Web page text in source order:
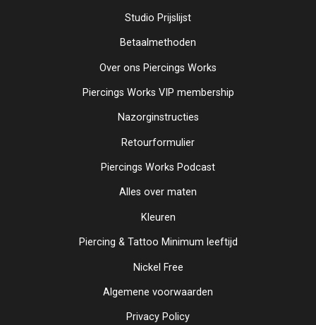
Studio Prijslijst
Betaalmethoden
Over ons Piercings Works
Piercings Works VIP membership
Nazorginstructies
Retourformulier
Piercings Works Podcast
Alles over maten
Kleuren
Piercing & Tattoo Minimum leeftijd
Nickel Free
Algemene voorwaarden
Privacy Policy